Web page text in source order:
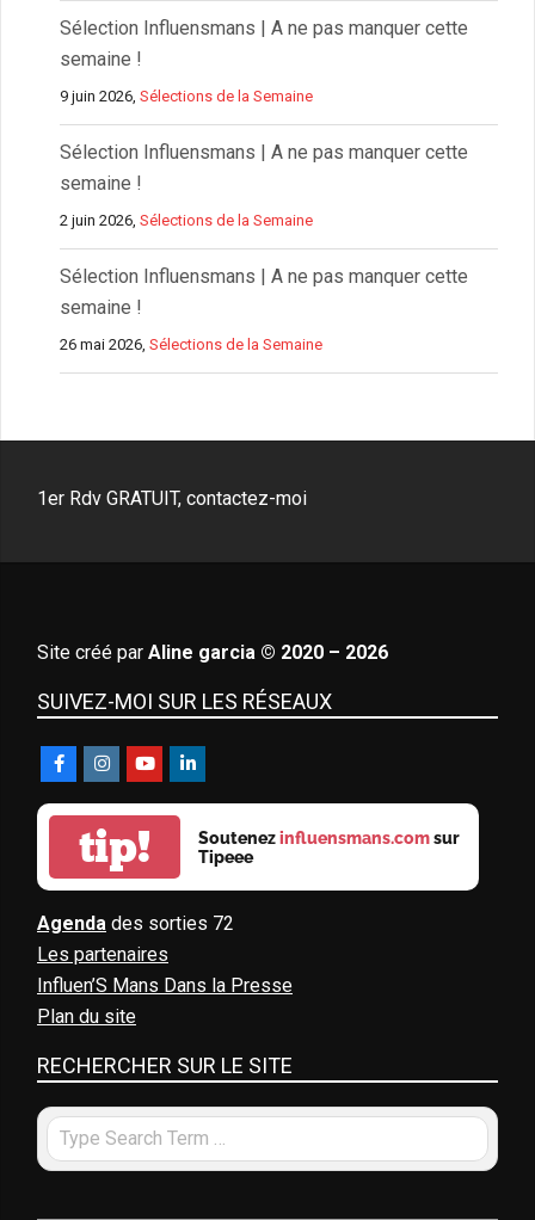
Sélection Influensmans | A ne pas manquer cette
semaine !
9 juin 2026,Sélections de la Semaine
Sélection Influensmans | A ne pas manquer cette
semaine !
2 juin 2026,Sélections de la Semaine
Sélection Influensmans | A ne pas manquer cette
semaine !
26 mai 2026,Sélections de la Semaine
1er Rdv GRATUIT, contactez-moi
Site créé par Aline garcia © 2020 – 2026
SUIVEZ-MOI SUR LES RÉSEAUX
tip! Soutenezinfluensmans.comsur
Tipeee
Agenda des sorties 72
Les partenaires
Influen’S Mans Dans la Presse
Plan du site
RECHERCHER SUR LE SITE
Search